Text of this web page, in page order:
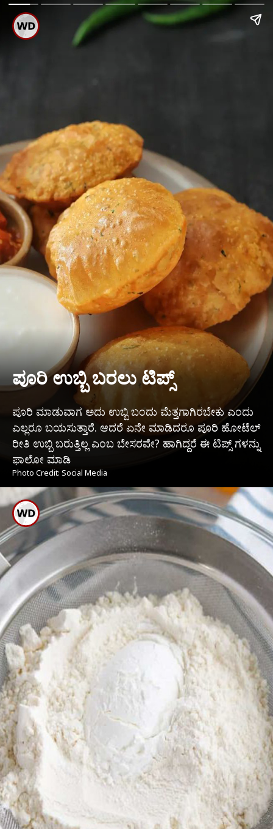
ಪೂರಿ ಉಬ್ಬಿ ಬರಲು ಟಿಪ್ಸ್
ಪೂರಿ ಮಾಡುವಾಗ ಅದು ಉಬ್ಬಿ ಬಂದು ಮೆತ್ತಗಾಗಿರಬೇಕು ಎಂದು
ಎಲ್ಲರೂ ಬಯಸುತ್ತಾರೆ. ಆದರೆ ಏನೇ ಮಾಡಿದರೂ ಪೂರಿ ಹೋಟೆಲ್
ರೀತಿ ಉಬ್ಬಿ ಬರುತ್ತಿಲ್ಲ ಎಂಬ ಬೇಸರವೇ? ಹಾಗಿದ್ದರೆ ಈ ಟಿಪ್ಸ್ ಗಳನ್ನು
ಫಾಲೋ ಮಾಡಿ
Photo Credit: Social Media